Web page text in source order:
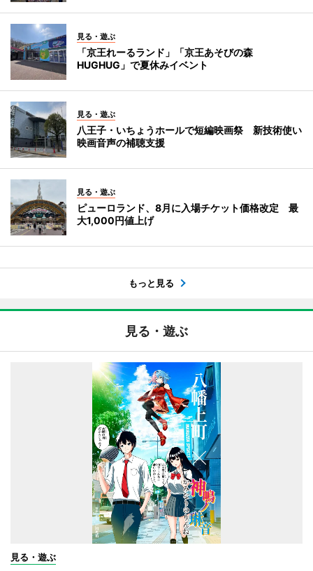
見る・遊ぶ
「京王れーるランド」「京王あそびの森
HUGHUG」で夏休みイベント
見る・遊ぶ
八王子・いちょうホールで短編映画祭 新技術使い
映画音声の補聴支援
見る・遊ぶ
ピューロランド、8月に入場チケット価格改定 最
大1,000円値上げ
もっと見る
見る・遊ぶ
見る・遊ぶ